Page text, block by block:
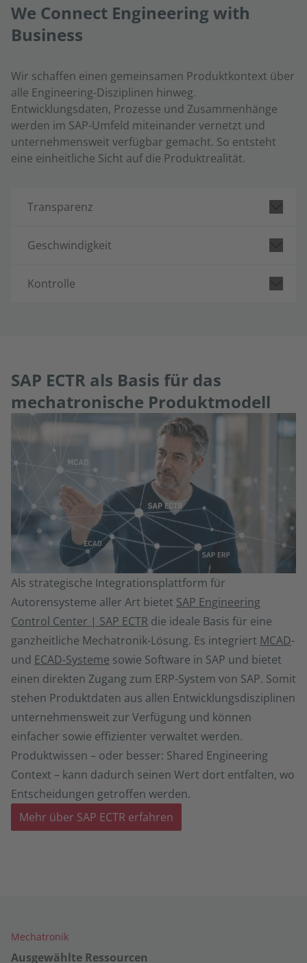
We Connect Engineering with
Business
Wir schaffen einen gemeinsamen Produktkontext über
alle Engineering-Disziplinen hinweg.
Entwicklungsdaten, Prozesse und Zusammenhänge
werden im SAP-Umfeld miteinander vernetzt und
unternehmensweit verfügbar gemacht. So entsteht
eine einheitliche Sicht auf die Produktrealität.
Transparenz
Geschwindigkeit
Kontrolle
SAP ECTR als Basis für das
mechatronische Produktmodell
Als strategische Integrationsplattform für
Autorensysteme aller Art bietet SAP Engineering
Control Center | SAP ECTR die ideale Basis für eine
ganzheitliche Mechatronik-Lösung. Es integriert MCAD-
und ECAD-Systeme sowie Software in SAP und bietet
einen direkten Zugang zum ERP-System von SAP. Somit
stehen Produktdaten aus allen Entwicklungsdisziplinen
unternehmensweit zur Verfügung und können
einfacher sowie effizienter verwaltet werden.
Produktwissen – oder besser: Shared Engineering
Context – kann dadurch seinen Wert dort entfalten, wo
Entscheidungen getroffen werden.
Mehr über SAP ECTR erfahren
Mechatronik
Ausgewählte Ressourcen